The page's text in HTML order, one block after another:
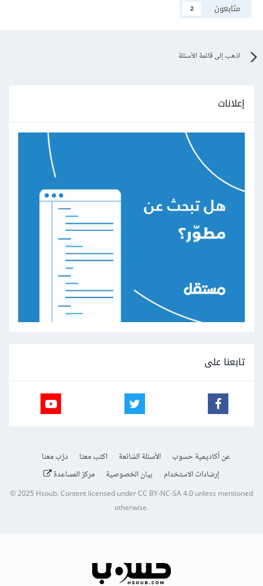
متابعون
2
اذهب إلى قائمة الأسئلة
إعلانات
تابعنا على
عن أكاديمية حسوب الأسئلة الشائعة اكتب معنا
درّب معنا
إرشادات الاستخدام
بيان الخصوصية مركز المساعدة
© 2025Hsoub.Content licensed underCC BY-NC-SA 4.0unless mentioned
otherwise.